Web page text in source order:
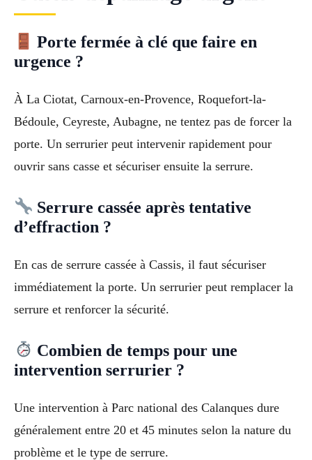
Porte fermée à clé que faire en
urgence ?
À La Ciotat, Carnoux-en-Provence, Roquefort-la-
Bédoule, Ceyreste, Aubagne, ne tentez pas de forcer la
porte. Un serrurier peut intervenir rapidement pour
ouvrir sans casse et sécuriser ensuite la serrure.
Serrure cassée après tentative
d’effraction ?
En cas de serrure cassée à Cassis, il faut sécuriser
immédiatement la porte. Un serrurier peut remplacer la
serrure et renforcer la sécurité.
Combien de temps pour une
intervention serrurier ?
Une intervention à Parc national des Calanques dure
généralement entre 20 et 45 minutes selon la nature du
problème et le type de serrure.